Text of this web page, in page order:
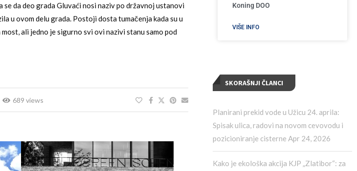
da deo grada Gluvaći nosi naziv po državnoj ustanovi
u ovom delu grada. Postoji dosta tumačenja kada su u
ali jedno je sigurno svi ovi nazivi stanu samo pod
689 views
Koning DOO
VIŠE INFO
SKORAŠNJI ČLANCI
Planirani prekid vode u Užicu 24. aprila:
Spisak ulica, radovi na novom cevovodu i
pozicioniranje cisterne Apr 24, 2026
Kako je ekološka akcija KJP „Zlatibor“: za